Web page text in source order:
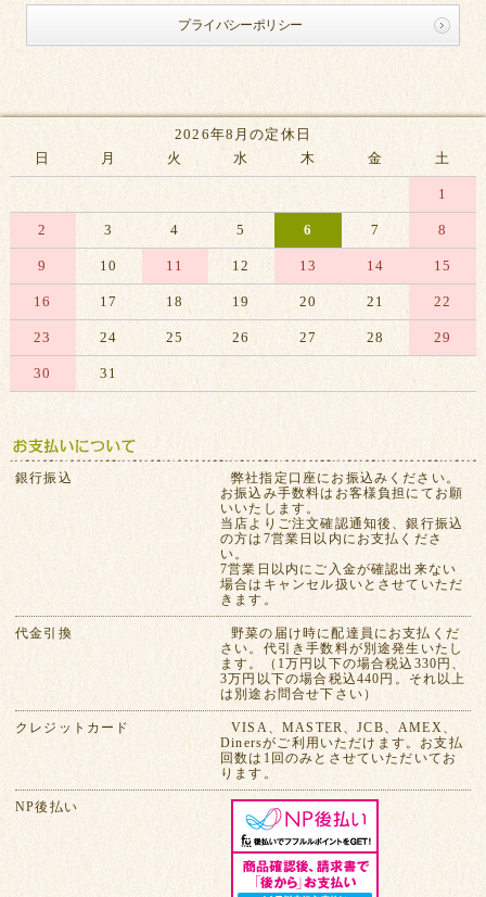
プライバシーポリシー
2026年8月の定休日
日
月 火 水 木 金 土
1
2 3 4 5 6 7 8
9 10 11 12 13 14 15
16 17 18 19 20 21 22
23 24 25 26 27 28 29
30 31
※赤字は休業日です
銀行振込
弊社指定口座にお振込みください。
お振込み手数料はお客様負担にてお願
いいたします。
当店よりご注文確認通知後、銀行振込
の方は7営業日以内にお支払くださ
い。
7営業日以内にご入金が確認出来ない
場合はキャンセル扱いとさせていただ
きます。
代金引換
野菜の届け時に配達員にお支払くだ
さい。代引き手数料が別途発生いたし
ます。（1万円以下の場合税込330円、
3万円以下の場合税込440円。それ以上
は別途お問合せ下さい）
クレジットカード
VISA、MASTER、JCB、AMEX、
Dinersがご利用いただけます。お支払
回数は1回のみとさせていただいてお
ります。
NP後払い